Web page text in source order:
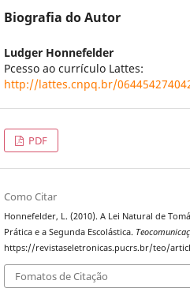
Biografia do Autor
Ludger Honnefelder
Pcesso ao currículo Lattes:
http://lattes.cnpq.br/
PDF
Como Citar
Honnefelder, L. (2010). A Lei Natural de
Prática e a Segunda Escolástica.
https://revistaseletronicas.pucrs.br/teo/
Fomatos de Citação